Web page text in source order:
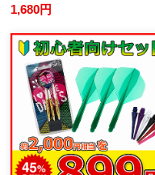
1,680円